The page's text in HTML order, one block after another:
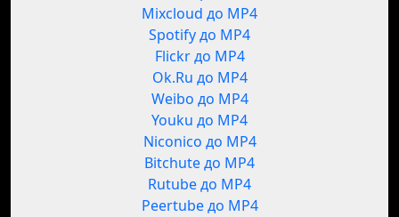
Mixcloud до MP4
Spotify до MP4
Flickr до MP4
Ok.Ru до MP4
Weibo до MP4
Youku до MP4
Niconico до MP4
Bitchute до MP4
Rutube до MP4
Peertube до MP4